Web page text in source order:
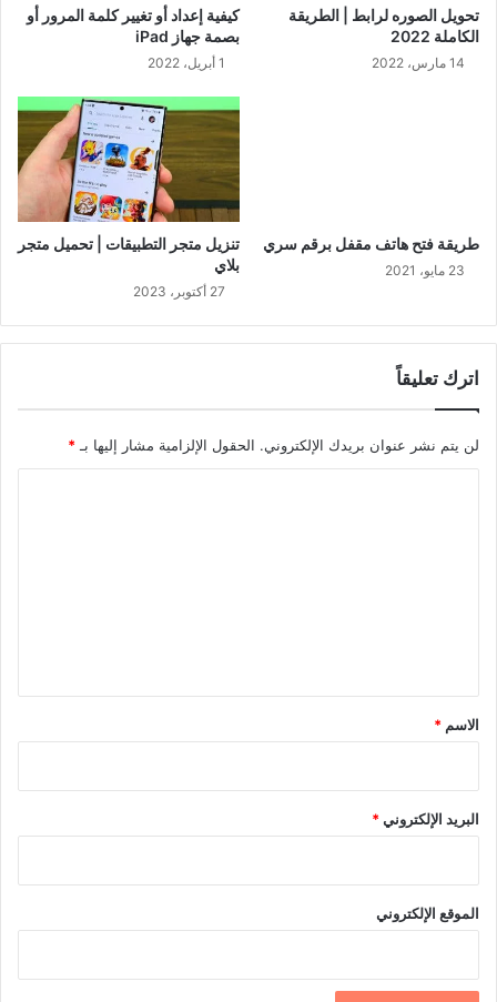
تحويل الصوره لرابط | الطريقة
الكاملة 2022
14 مارس، 2022
كيفية إعداد أو تغيير كلمة المرور أو
بصمة جهاز iPad
1 أبريل، 2022
طريقة فتح هاتف مقفل برقم سري
23 مايو، 2021
تنزيل متجر التطبيقات | تحميل متجر
بلاي
27 أكتوبر، 2023
اترك تعليقاً
لن يتم نشر عنوان بريدك الإلكتروني. الحقول الإلزامية مشار إليها بـ *
*
الاسم *
البريد الإلكتروني*
الموقع الإلكتروني